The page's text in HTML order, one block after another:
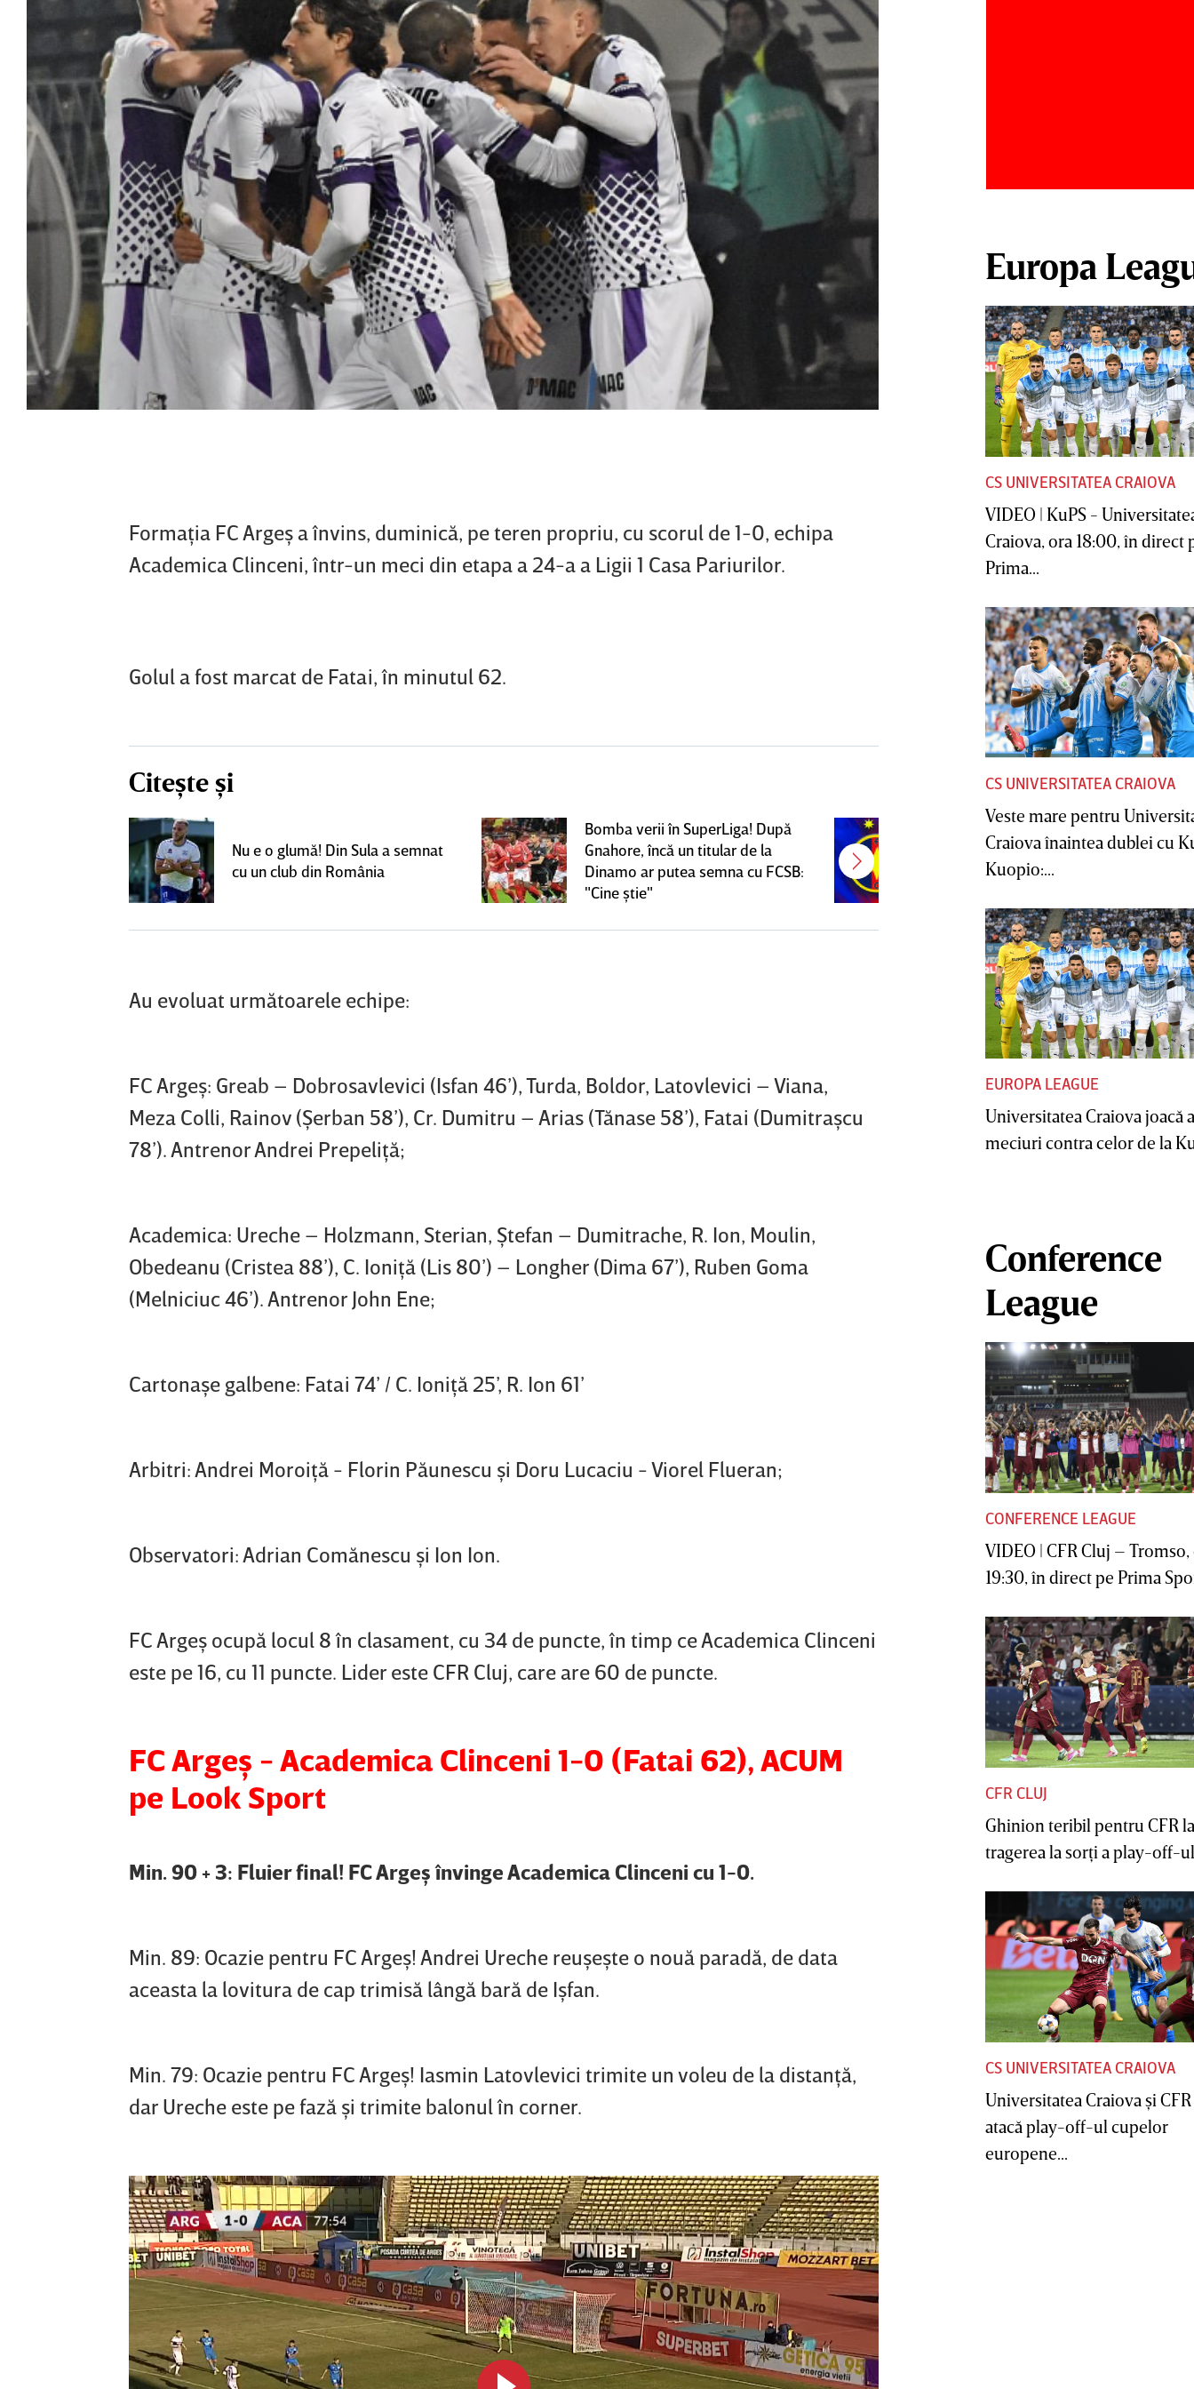
Formaţia FC Argeş a învins, duminică, pe teren propriu, cu scorul de 1-0, echipa
Academica Clinceni, într-un meci din etapa a 24-a a Ligii 1 Casa Pariurilor.
Golul a fost marcat de Fatai, în minutul 62.
Citește și
Nu e o glumă! Din Sula a semnat
cu un club din România
Bomba verii în SuperLiga! După
Gnahore, încă un titular de la
Dinamo ar putea semna cu FCSB:
"Cine ştie"
E gata! FCSB a transferat un
jucător campion şi câştigător de
Au evoluat următoarele echipe:
FC Argeş: Greab – Dobrosavlevici (Isfan 46’), Turda, Boldor, Latovlevici – Viana,
Meza Colli, Rainov (Şerban 58’), Cr. Dumitru – Arias (Tănase 58’), Fatai (Dumitraşcu
78’). Antrenor Andrei Prepeliţă;
Academica: Ureche – Holzmann, Sterian, Ştefan – Dumitrache, R. Ion, Moulin,
Obedeanu (Cristea 88’), C. Ioniţă (Lis 80’) – Longher (Dima 67’), Ruben Goma
(Melniciuc 46’). Antrenor John Ene;
Cartonaşe galbene: Fatai 74’ / C. Ioniţă 25’, R. Ion 61’
Arbitri: Andrei Moroiţă - Florin Păunescu şi Doru Lucaciu - Viorel Flueran;
Observatori: Adrian Comănescu şi Ion Ion.
FC Argeş ocupă locul 8 în clasament, cu 34 de puncte, în timp ce Academica Clinceni
este pe 16, cu 11 puncte. Lider este CFR Cluj, care are 60 de puncte.
FC Argeş - Academica Clinceni 1-0 (Fatai 62), ACUM
pe Look Sport
Min. 90 + 3: Fluier final! FC Argeş învinge Academica Clinceni cu 1-0.
Min. 89: Ocazie pentru FC Argeş! Andrei Ureche reuşeşte o nouă paradă, de data
aceasta la lovitura de cap trimisă lângă bară de Işfan.
Min. 79: Ocazie pentru FC Argeş! Iasmin Latovlevici trimite un voleu de la distanţă,
dar Ureche este pe fază şi trimite balonul în corner.
Europa
CS UNIVERSITATEA CRAIOVA
VIDEO | KuPS -
Craiova, ora 18:00, în direct
Prima...
CS UNIVERSITATEA CRAIOVA
Veste mare pentru
Craiova înaintea dublei cu
Kuopio:...
EUROPA LEAGUE
Universitatea Craiova joacă
meciuri contra celor de la
Conference
League
CONFERENCE LEAGUE
VIDEO | CFR Cluj – Tromso,
19:30, în direct pe Prima
CFR CLUJ
Ghinion teribil pentru CFR la
tragerea la sorţi a play-off-
CS UNIVERSITATEA CRAIOVA
Universitatea Craiova şi
atacă play-off-ul cupelor
europene...